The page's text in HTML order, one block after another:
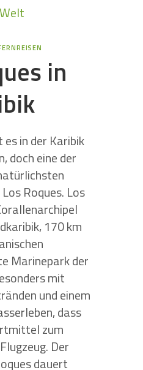
in
in der Karibik
doch eine der
Roques. Los
170 km
Marinepark der
mit
und einem
dass
zum
Der
dauert